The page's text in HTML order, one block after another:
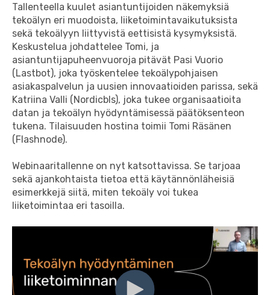
Tallenteella kuulet asiantuntijoiden näkemyksiä
tekoälyn eri muodoista, liiketoimintavaikutuksista
sekä tekoälyyn liittyvistä eettisistä kysymyksistä.
Keskustelua johdattelee Tomi, ja
asiantuntijapuheenvuoroja pitävät Pasi Vuorio
(Lastbot), joka työskentelee tekoälypohjaisen
asiakaspalvelun ja uusien innovaatioiden parissa, sekä
Katriina Valli (Nordicbls), joka tukee organisaatioita
datan ja tekoälyn hyödyntämisessä päätöksenteon
tukena. Tilaisuuden hostina toimii Tomi Räsänen
(Flashnode).
Webinaaritallenne on nyt katsottavissa. Se tarjoaa
sekä ajankohtaista tietoa että käytännönläheisiä
esimerkkejä siitä, miten tekoäly voi tukea
liiketoimintaa eri tasoilla.